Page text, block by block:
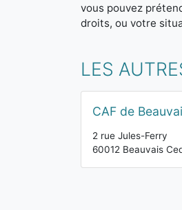
vous pouvez
droits, ou votre
LES
CAF de
2 rue Jules-Ferry
60012 Beauvais